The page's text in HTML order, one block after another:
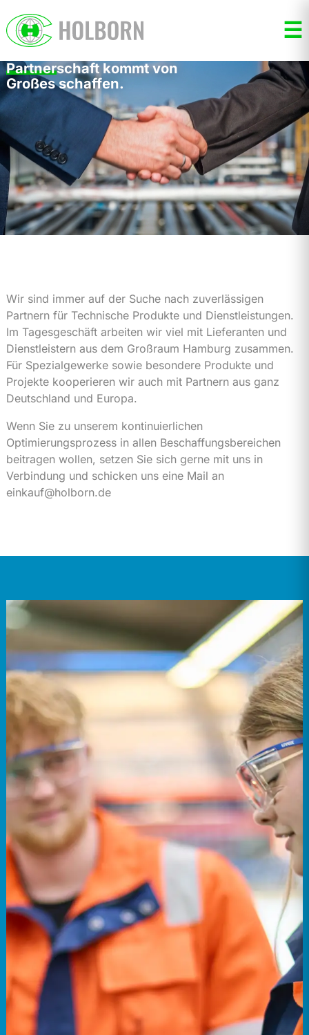
☰
Partnerschaft kommt von
Großes schaffen.
Wir sind immer auf der Suche nach zuverlässigen
Partnern für Technische Produkte und Dienstleistungen.
Im Tagesgeschäft arbeiten wir viel mit Lieferanten und
Dienstleistern aus dem Großraum Hamburg zusammen.
Für Spezialgewerke sowie besondere Produkte und
Projekte kooperieren wir auch mit Partnern aus ganz
Deutschland und Europa.
Wenn Sie zu unserem kontinuierlichen
Optimierungsprozess in allen Beschaffungsbereichen
beitragen wollen, setzen Sie sich gerne mit uns in
Verbindung und schicken uns eine Mail an
einkauf@holborn.de